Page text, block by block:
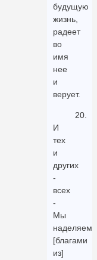
будущую
жизнь,
радеет
во
имя
нее
и
верует.
20.
И
тех
и
других
-
всех
-
Мы
наделяем
[благами
из]